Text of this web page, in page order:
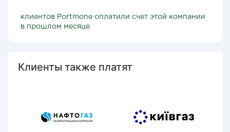
клиентов Portmone оплатили счет этой компании
в прошлом месяце
Клиенты также платят